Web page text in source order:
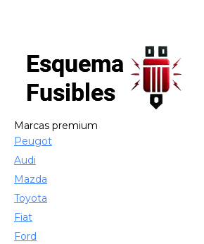
Marcas premium
Peugot
Audi
Mazda
Toyota
Fiat
Ford